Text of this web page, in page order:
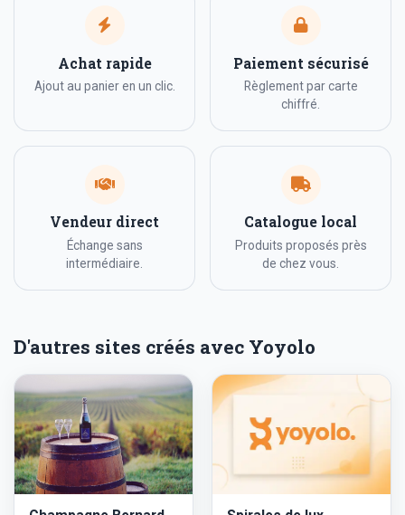
Achat rapide
Ajout au panier en un clic.
Paiement sécurisé
Règlement par carte
chiffré.
Vendeur direct
Échange sans
intermédiaire.
Catalogue local
Produits proposés près
de chez vous.
D'autres sites créés avec Yoyolo